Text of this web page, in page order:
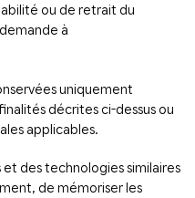
ou de retrait du
à
uniquement
décrites ci-dessus ou
applicables.
des technologies similaires
de mémoriser les